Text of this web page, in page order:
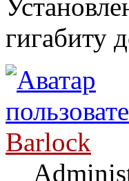
гигабиту
Barlock